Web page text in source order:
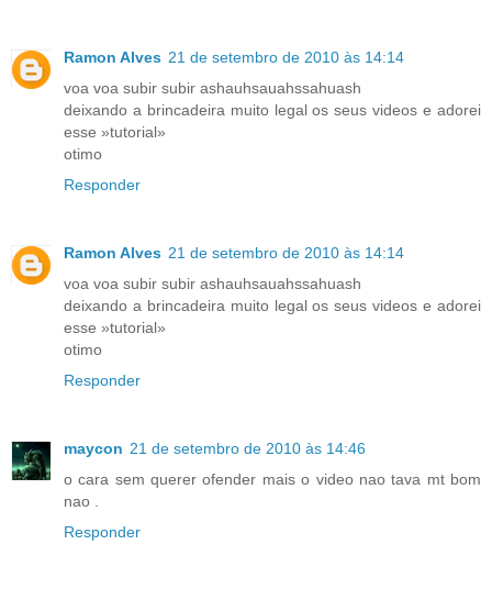
Ramon Alves 21 de setembro de 2010 às 14:14
voa voa subir subir ashauhsauahssahuash
deixando a brincadeira muito legal os seus videos e adorei
esse »tutorial»
otimo
Responder
Ramon Alves 21 de setembro de 2010 às 14:14
voa voa subir subir ashauhsauahssahuash
deixando a brincadeira muito legal os seus videos e adorei
esse »tutorial»
otimo
Responder
maycon 21 de setembro de 2010 às 14:46
o cara sem querer ofender mais o video nao tava mt bom
nao .
Responder